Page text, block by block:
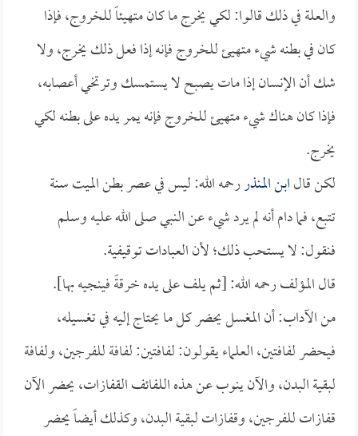
والعلة في ذلك قالوا: لكي يخرج ما كان متهيئاً للخروج، فإذا
كان في بطنه شيء متهيئ للخروج فإنه إذا فعل ذلك يخرج، ولا
شك أن الإنسان إذا مات يصبح لا يستمسك وترتخي أعصابه،
فإذا كان هناك شيء متهيئ للخروج فإنه يمر يده على بطنه لكي
يخرج.
لكن قالابن المنذررحمه الله: ليس في عصر بطن الميت سنة
تتبع، فما دام أنه لم يرد شيء عن النبي صلى الله عليه وسلم
فنقول: لا يستحب ذلك؛ لأن العبادات توقيفية.
قال المؤلف رحمه الله: [ثم يلف على يده خرقةً فينجيه بها].
من الآداب: أن المغسل يحضر كل ما يحتاج إليه في تغسيله،
فيحضر لفافتين، العلماء يقولون: لفافتين: لفافة للفرجين، ولفافة
لبقية البدن، والآن ينوب عن هذه اللفائف القفازات، يحضر الآن
قفازات للفرجين، وقفازات لبقية البدن، وكذلك أيضاً يحضر